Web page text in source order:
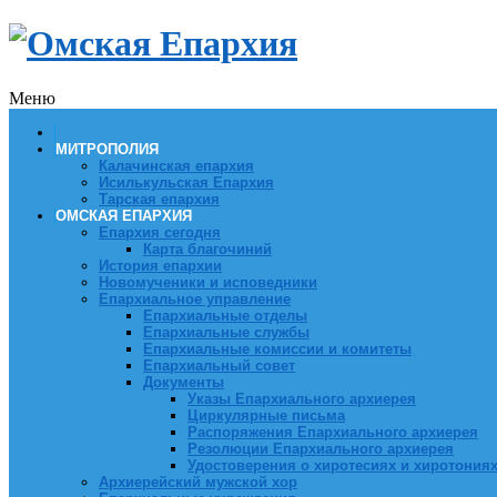
Меню
МИТРОПОЛИЯ
Калачинская епархия
Исилькульская Епархия
Тарская епархия
ОМСКАЯ ЕПАРХИЯ
Епархия сегодня
Карта благочиний
История епархии
Новомученики и исповедники
Епархиальное управление
Епархиальные отделы
Епархиальные службы
Епархиальные комиссии и комитеты
Епархиальный совет
Документы
Указы Епархиального архиерея
Циркулярные письма
Распоряжения Епархиального архиерея
Резолюции Епархиального архиерея
Удостоверения о хиротесиях и хиротониях
Архиерейский мужской хор